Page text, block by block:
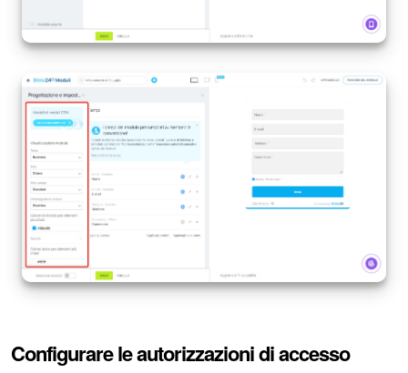
Configurare le autorizzazioni di accesso